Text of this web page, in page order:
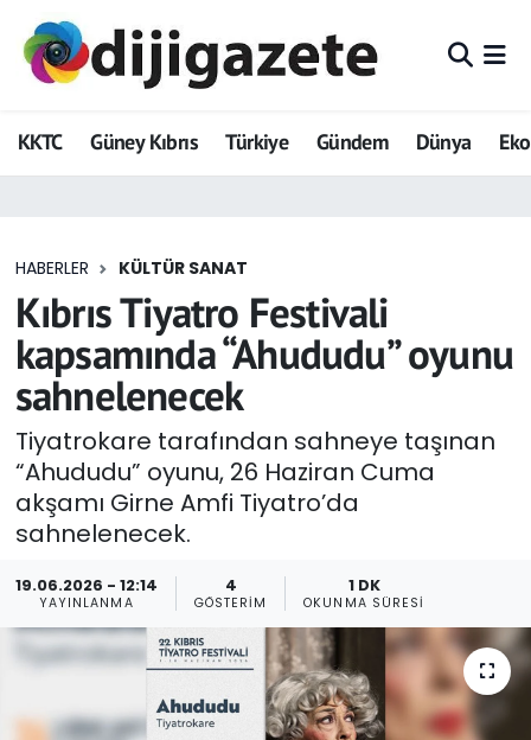
KKTC Güney Kıbrıs Türkiye Gündem Dünya
HABERLER KÜLTÜR SANAT
Kıbrıs Tiyatro Festivali
kapsamında “Ahududu” oyunu
sahnelenecek
Tiyatrokare tarafından sahneye taşınan
“Ahududu” oyunu, 26 Haziran Cuma
akşamı Girne Amfi Tiyatro’da
sahnelenecek.
19.06.2026 - 12:14
YAYINLANMA
4
GÖSTERIM
1 DK
OKUNMA SÜRESI
ADVERTORIAL
Dijigazete
Eğitim
Ekonomi
Foto Galeri
GEZİ
Güncel
Gündem
KKTC
KKTC YEREL SEÇİM 2018
Hava Durumu
Trafik Durumu
Tüm Manşetler
Son Dakika Haberleri
Haber Arşivi